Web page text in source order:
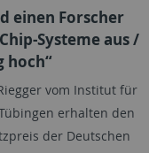
einen Forscher
Systeme aus /
hoch“
vom Institut für
erhalten den
der Deutschen